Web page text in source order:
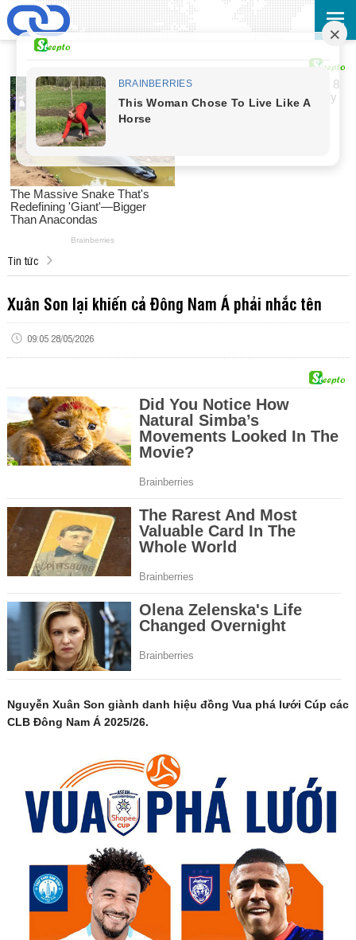
Tin tức
Xuân Son lại khiến cả Đông Nam Á phải nhắc tên
09:05 28/05/2026
Nguyễn Xuân Son giành danh hiệu đồng Vua phá lưới Cúp các
CLB Đông Nam Á 2025/26.